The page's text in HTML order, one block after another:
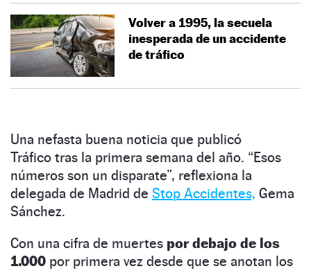
Volver a 1995, la secuela
inesperada de un accidente
de tráfico
Una nefasta buena noticia que publicó
Tráfico tras la primera semana del año. “Esos
números son un disparate”, reflexiona la
delegada de Madrid de Stop Accidentes, Gema
Sánchez.
Con una cifra de muertes por debajo de los
1.000 por primera vez desde que se anotan los